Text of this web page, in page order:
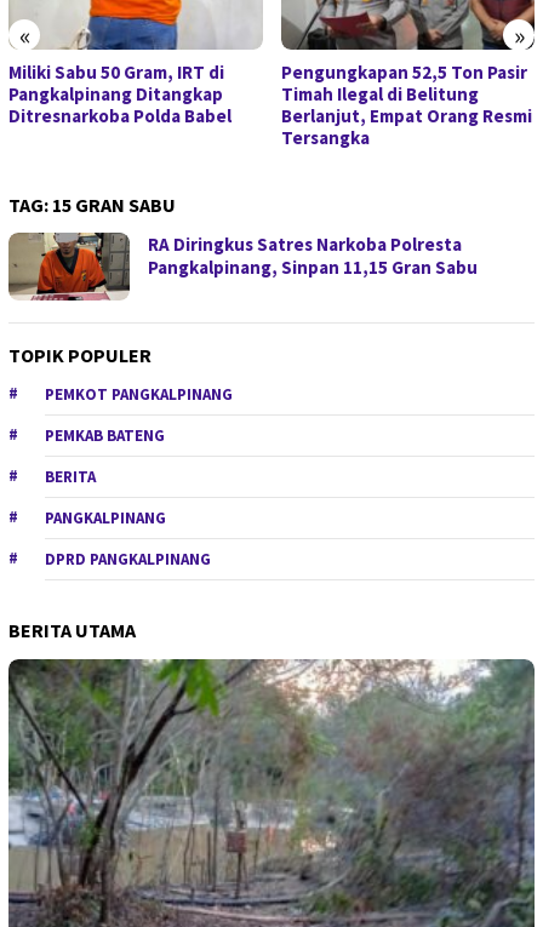
« »
Miliki Sabu 50 Gram, IRT di
Pangkalpinang Ditangkap
Ditresnarkoba Polda Babel
Pengungkapan 52,5 Ton Pasir
Timah Ilegal di Belitung
Berlanjut, Empat Orang Resmi
Tersangka
TAG: 15 GRAN SABU
RA Diringkus Satres Narkoba Polresta
Pangkalpinang, Sinpan 11,15 Gran Sabu
TOPIK POPULER
PEMKOT PANGKALPINANG
PEMKAB BATENG
BERITA
PANGKALPINANG
DPRD PANGKALPINANG
BERITA UTAMA